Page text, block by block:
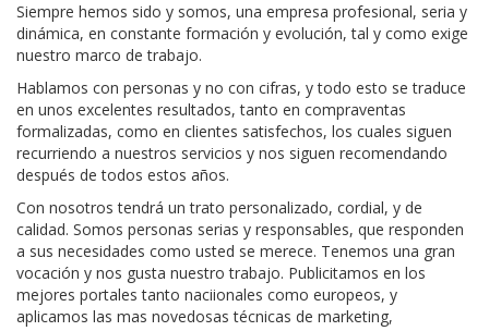
Siempre hemos sido y somos, una empresa profesional, seria y
dinámica, en constante formación y evolución, tal y como exige
nuestro marco de trabajo.
Hablamos con personas y no con cifras, y todo esto se traduce
en unos excelentes resultados, tanto en compraventas
formalizadas, como en clientes satisfechos, los cuales siguen
recurriendo a nuestros servicios y nos siguen recomendando
después de todos estos años.
Con nosotros tendrá un trato personalizado, cordial, y de
calidad. Somos personas serias y responsables, que responden
a sus necesidades como usted se merece. Tenemos una gran
vocación y nos gusta nuestro trabajo. Publicitamos en los
mejores portales tanto naciionales como europeos, y
aplicamos las mas novedosas técnicas de marketing,